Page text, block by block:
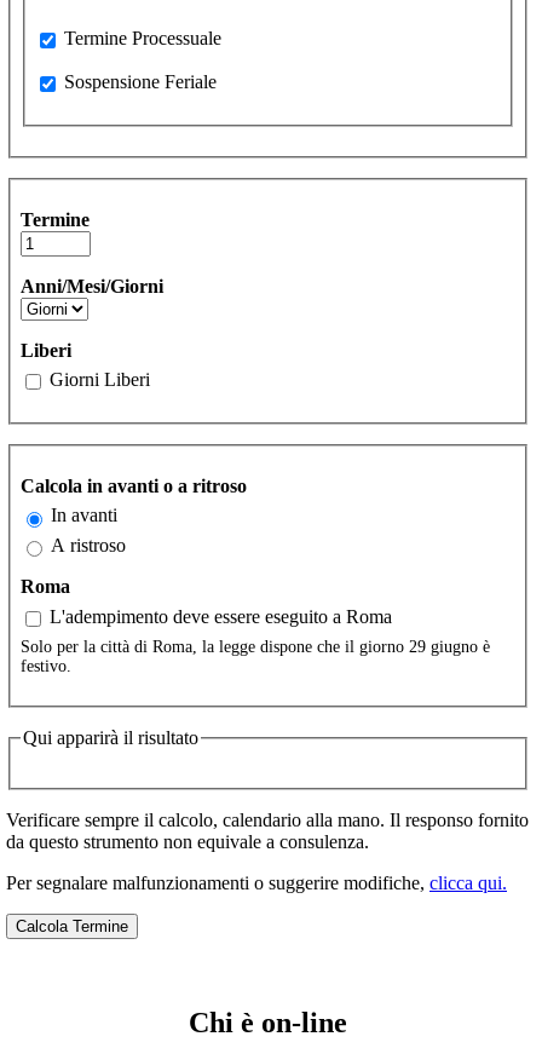
Processuale
Termine Processuale
Sospensione Feriale
Sospensione Feriale
Termine
Anni/Mesi/Giorni
Liberi
Giorni Liberi
Calcola in avanti o a ritroso
In avanti
A ristroso
Roma
L'adempimento deve essere eseguito a Roma
Solo per la città di Roma, la legge dispone che il giorno 29 giugno è
festivo.
Qui apparirà il risultato
Verificare sempre il calcolo, calendario alla mano. Il responso fornito
da questo strumento non equivale a consulenza.
Per segnalare malfunzionamenti o suggerire modifiche, clicca qui.
Chi è on-line